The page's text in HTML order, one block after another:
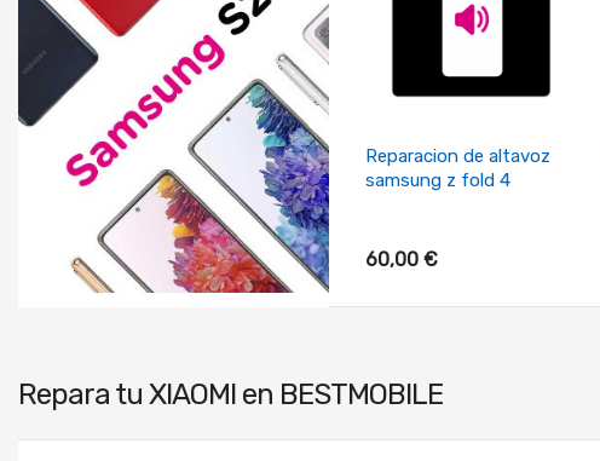
+ Añadir Al Carrito
Reparacion de altavoz
samsung z fold 4
60,00 €
Repara tu XIAOMI en BESTMOBILE